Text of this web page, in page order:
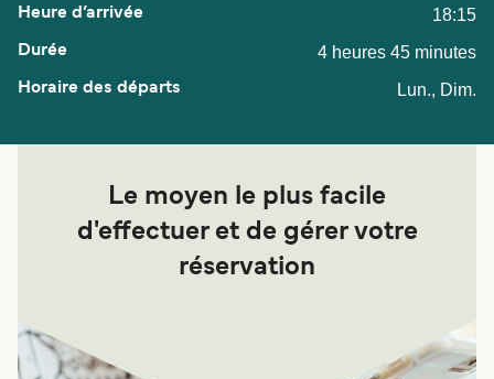
18:15
4 heures 45 minutes
Lun., Dim.
Le moyen le plus facile
d'effectuer et de gérer votre
réservation